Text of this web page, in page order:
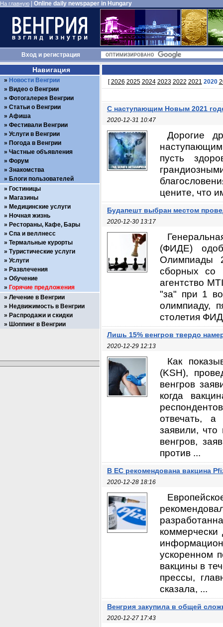
На главную Online daily newspaper in Hungary
Входи регистрация
[2026 2025 2024 2023 2022 2021 2020
С наступающим Новым 2021
2020-12-31 10:47
Дорогие
пусть
цените, что
Будапешт выбран местом
2020-12-30 13:17
(ФИДЕ)
Олимпиады
сборных со
агентство
"за" при 1
олимпиаду,
столетия
Лишь 15% венгров твердо
2020-12-29 12:13
Как
(KSH),
венгров
когда
отвечать,
заявили, что
венгров,
против ...
В ЕС рекомендована вакцина
2020-12-28 18:16
ускоренном
вакцины в
прессы,
сказала, ...
Венгрия закупила в общей
2020-12-27 17:43
Навигация
Новости Венгрии
Видео о Венгрии
Фотогалерея Венгрии
Статьи о Венгрии
Афиша
Фестивали Венгрии
Услуги в Венгрии
Погода в Венгрии
Частные объявления
Форум
Знакомства
Блоги пользователей
Гостиницы
Магазины
Медицинские услуги
Ночная жизнь
Рестораны, Кафе, Бары
Спа и веллнесс
Термальные курорты
Туристические услуги
Услуги
Развлечения
Обучение
Горячие предложения
Лечение в Венгрии
Недвижимость в Венгрии
Распродажи и скидки
Шоппинг в Венгрии